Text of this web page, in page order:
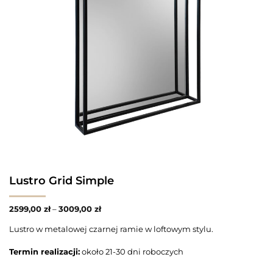
Lustro Grid Simple
2599,00 zł–3009,00 zł
Lustro w metalowej czarnej ramie w loftowym stylu.
Termin realizacji:około 21-30 dni roboczych